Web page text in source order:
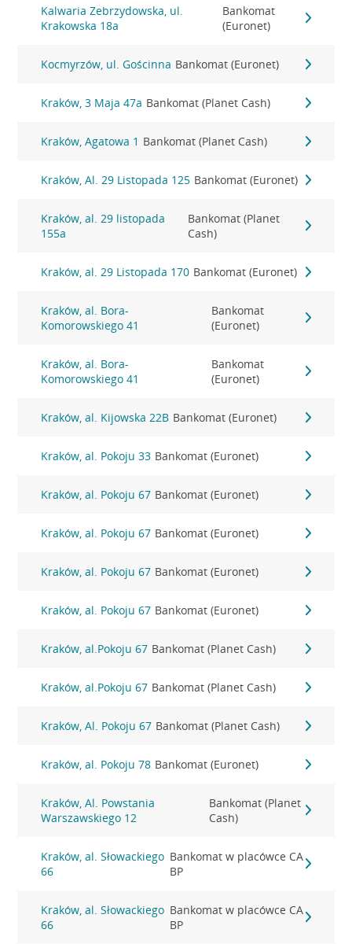
Kalwaria Zebrzydowska, ul.
Krakowska 18a
Bankomat
(Euronet)
Kocmyrzów, ul. Gościnna Bankomat (Euronet)
Kraków, 3 Maja 47a Bankomat (Planet Cash)
Kraków, Agatowa 1 Bankomat (Planet Cash)
Kraków, Al. 29 Listopada 125 Bankomat (Euronet)
Kraków, al. 29 listopada
155a
Bankomat (Planet
Cash)
Kraków, al. 29 Listopada 170 Bankomat (Euronet)
Kraków, al. Bora-
Komorowskiego 41
Bankomat
(Euronet)
Kraków, al. Bora-
Komorowskiego 41
Bankomat
(Euronet)
Kraków, al. Kijowska 22B Bankomat (Euronet)
Kraków, al. Pokoju 33 Bankomat (Euronet)
Kraków, al. Pokoju 67 Bankomat (Euronet)
Kraków, al. Pokoju 67 Bankomat (Euronet)
Kraków, al. Pokoju 67 Bankomat (Euronet)
Kraków, al. Pokoju 67 Bankomat (Euronet)
Kraków, al.Pokoju 67 Bankomat (Planet Cash)
Kraków, al.Pokoju 67 Bankomat (Planet Cash)
Kraków, Al. Pokoju 67 Bankomat (Planet Cash)
Kraków, al. Pokoju 78 Bankomat (Euronet)
Kraków, Al. Powstania
Warszawskiego 12
Bankomat (Planet
Cash)
Kraków, al. Słowackiego
66
Bankomat w placówce CA
BP
Kraków, al. Słowackiego
66
Bankomat w placówce CA
BP